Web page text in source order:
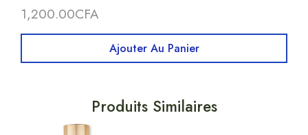
1,200.00CFA
Ajouter Au Panier
Produits Similaires